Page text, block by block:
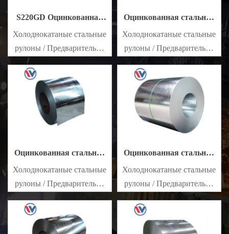
S220GD Оцинкованная
Холоднокатаные стальные
рулоны / Предварительно
оцинкованные стальные
листы SECC SPCC SECD
SPCD SECE SPCE SECC
N2 SECC N4
Оцинкованная стальная
Холоднокатаные стальные
рулоны / Предварительно
окрашенные
оцинкованные стальные
листы SECC SPCC SECD
SPCD SECE SPCE SECC
N2 SECC N4
Оцинкованная стальная
Холоднокатаные стальные
рулоны / Предварительно
оцинкованные стальные
листы SECC SPCC SECD
Оцинкованная стальная
Холоднокатаные стальные
рулоны / Предварительно
оцинкованные стальные
листы SECC SPCC SECD